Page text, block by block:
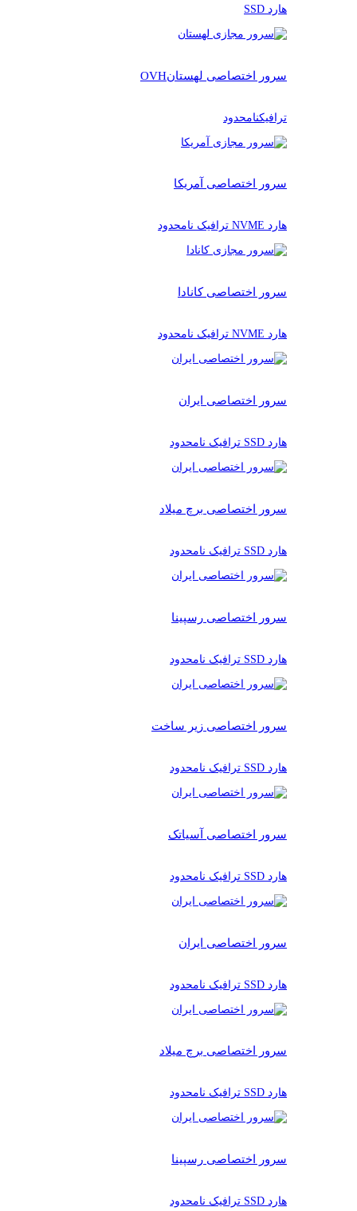
هارد SSD
سرور اختصاصی لهستانOVH
ترافیکنامحدود
سرور اختصاصی آمریکا
هارد NVME ترافیک نامحدود
سرور اختصاصی کانادا
هارد NVME ترافیک نامحدود
سرور اختصاصی ایران
هارد SSD ترافیک نامحدود
سرور اختصاصی برچ میلاد
هارد SSD ترافیک نامحدود
سرور اختصاصی رسپینا
هارد SSD ترافیک نامحدود
سرور اختصاصی زیر ساخت
هارد SSD ترافیک نامحدود
سرور اختصاصی آسیاتک
هارد SSD ترافیک نامحدود
سرور اختصاصی ایران
هارد SSD ترافیک نامحدود
سرور اختصاصی برچ میلاد
هارد SSD ترافیک نامحدود
سرور اختصاصی رسپینا
هارد SSD ترافیک نامحدود